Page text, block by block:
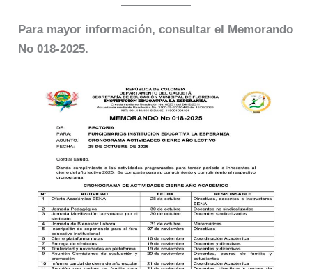
Para mayor información, consultar el Memorando
No 018-2025.